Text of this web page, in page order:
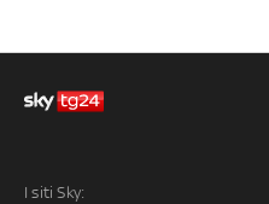
I siti Sky: